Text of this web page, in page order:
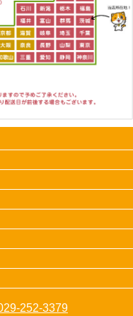
252-3379